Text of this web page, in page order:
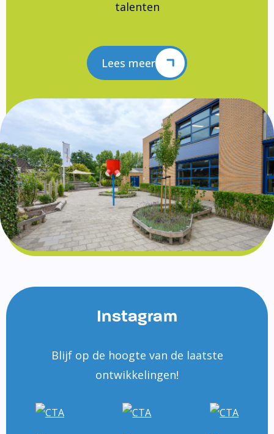
talenten
Lees meer
Instagram
Blijf op de hoogte van de laatste
ontwikkelingen!